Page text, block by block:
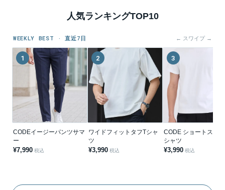
人気ランキングTOP10
WEEKLY BEST · 直近7日 ← スワイプ →
1
CODEイージーパンツサマ
ー
¥7,990 税込
2
ワイドフィットタフTシャ
ツ
¥3,990 税込
3
CODE ショートスリ
シャツ
¥3,990 税込